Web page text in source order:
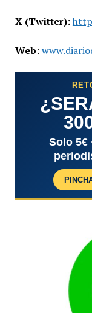
X (Twitter):
Web:
Solo 5€